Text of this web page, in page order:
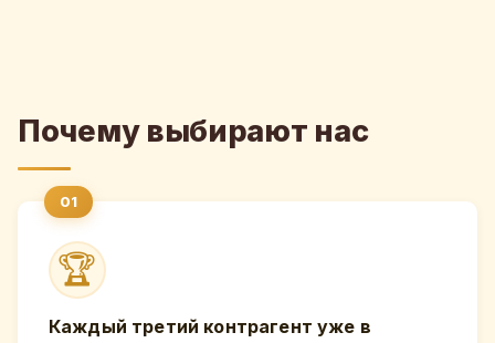
Почему выбирают нас
🏆
Каждый третий контрагент уже в